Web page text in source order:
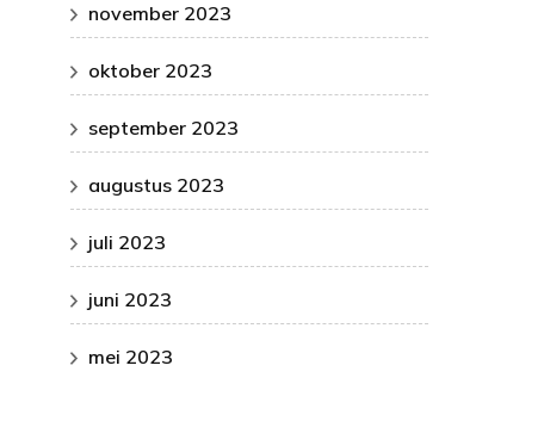
november 2023
oktober 2023
september 2023
augustus 2023
juli 2023
juni 2023
mei 2023